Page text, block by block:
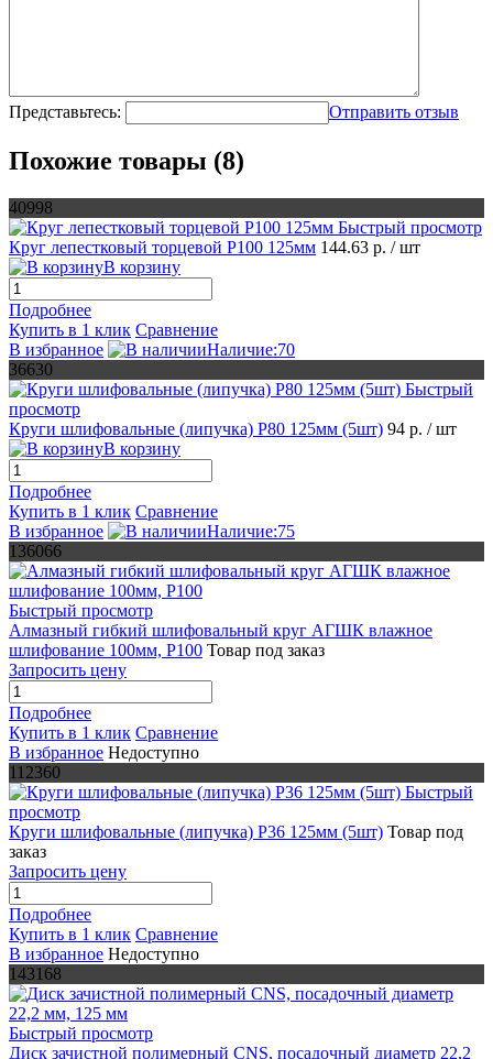
Представьтесь: Отправить отзыв
Похожие товары (8)
40998
Быстрый просмотр
Круг лепестковый торцевой Р100 125мм 144.63 р. / шт
В корзину
Подробнее
Купить в 1 клик Сравнение
В избранное
Наличие:70
36630
Быстрый
просмотр
Круги шлифовальные (липучка) Р80 125мм (5шт) 94 р. / шт
В корзину
Подробнее
Купить в 1 клик Сравнение
В избранное
Наличие:75
136066
Быстрый просмотр
Алмазный гибкий шлифовальный круг АГШК влажное
шлифование 100мм, Р100 Товар под заказ
Запросить цену
Подробнее
Купить в 1 клик Сравнение
В избранное Недоступно
112360
Быстрый
просмотр
Круги шлифовальные (липучка) Р36 125мм (5шт) Товар под
заказ
Запросить цену
Подробнее
Купить в 1 клик Сравнение
В избранное Недоступно
143168
Быстрый просмотр
Диск зачистной полимерный CNS, посадочный диаметр 22,2